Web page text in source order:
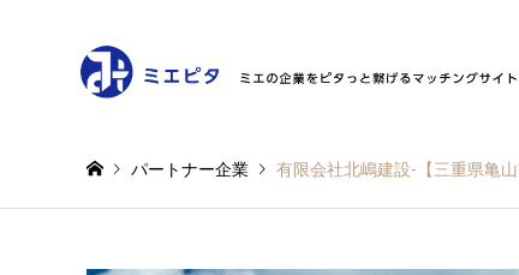
パートナー企業 有限会社北嶋建設-【三重県亀